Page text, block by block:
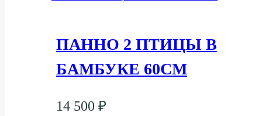
ПАННО 2 ПТИЦЫ В
БАМБУКЕ 60СМ
14 500 ₽